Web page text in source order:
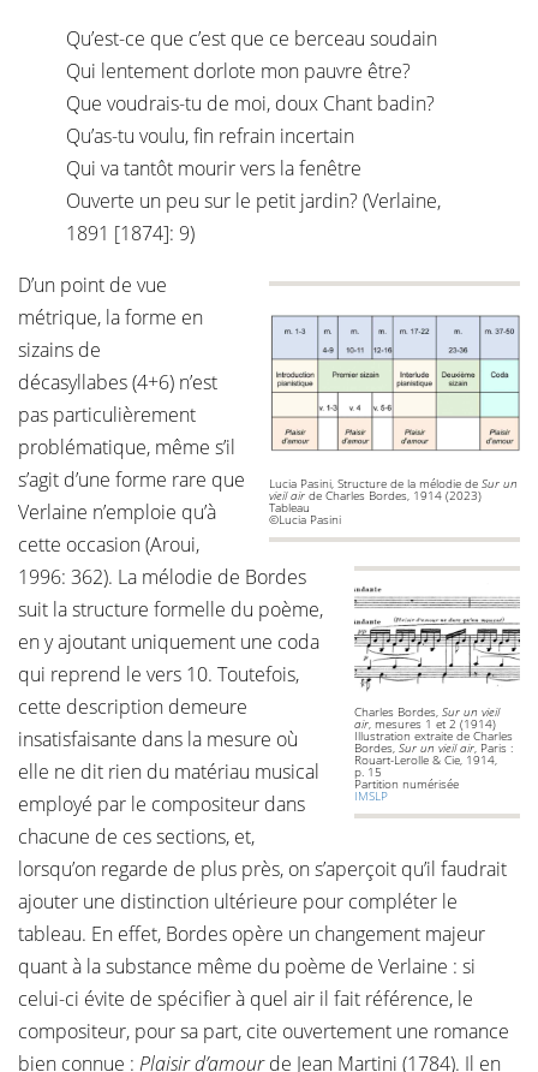
Qu’est-ce que c’est que ce berceau soudain
Qui lentement dorlote mon pauvre être?
Que voudrais-tu de moi, doux Chant badin?
Qu’as-tu voulu, fin refrain incertain
Qui va tantôt mourir vers la fenêtre
Ouverte un peu sur le petit jardin? (Verlaine,
1891 [1874]: 9)
Lucia Pasini, Structure de la mélodie de Sur un
vieil air de Charles Bordes, 1914 (2023)
Tableau
©Lucia Pasini
Charles Bordes,Sur un vieil
air, mesures 1 et 2 (1914)
Illustration extraite de Charles
Bordes,Sur un vieil air, Paris :
Rouart-Lerolle & Cie, 1914,
p. 15
Partition numérisée
IMSLP
D’un point de vue
métrique, la forme en
sizains de
décasyllabes (4+6) n’est
pas particulièrement
problématique, même s’il
s’agit d’une forme rare que
Verlaine n’emploie qu’à
cette occasion (Aroui,
1996: 362). La mélodie de Bordes
suit la structure formelle du poème,
en y ajoutant uniquement une coda
qui reprend le vers 10. Toutefois,
cette description demeure
insatisfaisante dans la mesure où
elle ne dit rien du matériau musical
employé par le compositeur dans
chacune de ces sections, et,
lorsqu’on regarde de plus près, on s’aperçoit qu’il faudrait
ajouter une distinction ultérieure pour compléter le
tableau. En effet, Bordes opère un changement majeur
quant à la substance même du poème de Verlaine : si
celui-ci évite de spécifier à quel air il fait référence, le
compositeur, pour sa part, cite ouvertement une romance
bien connue : Plaisir d’amourde Jean Martini (1784). Il en